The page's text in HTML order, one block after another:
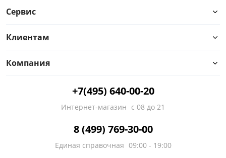
Сервис
Клиентам
Компания
+7(495) 640-00-20
Интернет-магазин с 08 до 21
8 (499) 769-30-00
Единая справочная 09:00 - 19:00